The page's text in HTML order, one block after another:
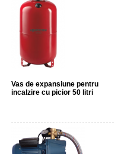
Vas de expansiune pentru
incalzire cu picior 50 litri